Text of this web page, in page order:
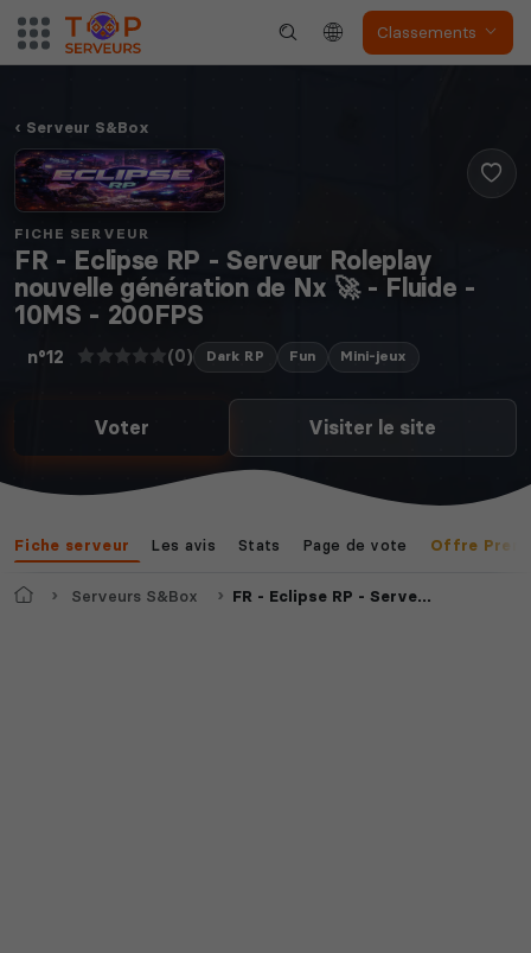
Classements
Serveur S&Box
FICHE SERVEUR
FR - Eclipse RP - Serveur Roleplay
nouvelle génération de Nx 🚀 - Fluide -
10MS - 200FPS
n°12 (0) Dark RP Fun Mini-jeux
Voter Visiter le site
Fiche serveur Les avis Stats Page de vote Offre
AccueilServeurs S&Box FR - Eclipse RP - Serveur Roleplay nouvelle génération de Nx 🚀 - Fluide - 10MS - 200FPS